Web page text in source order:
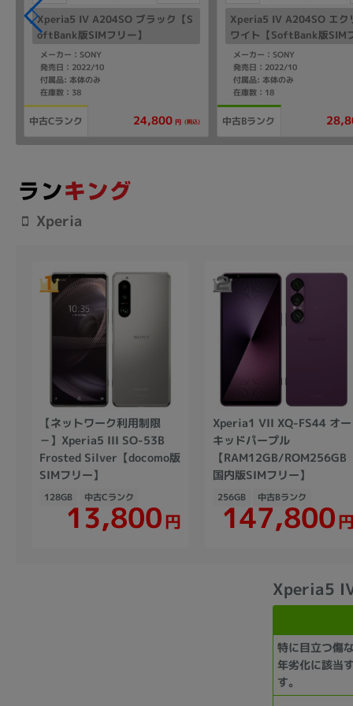
Xperia5 IV A204SO ブラック【S
oftBank版SIMフリー】
メーカー：SONY
発売日：2022/10
付属品: 本体のみ
在庫数：38
中古Cランク 24,800 円 (税込)
Xperia5 IV A204SO エク
ワイト【SoftBank版SIM
メーカー：SONY
発売日：2022/10
付属品: 本体のみ
在庫数：18
中古Bランク
Xperia
【ネットワーク利用制限
－】Xperia5 III SO-53B
Frosted Silver【docomo版
SIMフリー】
128GB 中古Cランク
13,800円
Xperia1 VII XQ-FS44 オー
キッドパープル
【RAM12GB/ROM256GB
国内版SIMフリー】
256GB 中古Bランク
147,800円
Xperia5
特に目立つ傷
年劣化に該当
す。